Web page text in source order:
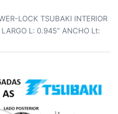
LOCK TSUBAKI INTERIOR
LARGO L: 0.945” ANCHO Lt: